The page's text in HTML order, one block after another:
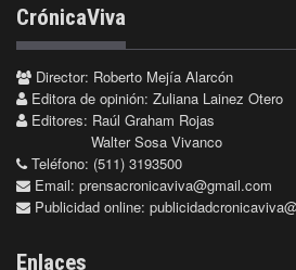
CrónicaViva
Director: Roberto Mejía Alarcón
Editora de opinión: Zuliana Lainez Otero
Editores: Raúl Graham Rojas
Walter Sosa Vivanco
Teléfono: (511) 3193500
Email: prensacronicaviva@gmail.com
Publicidad online:
Enlaces